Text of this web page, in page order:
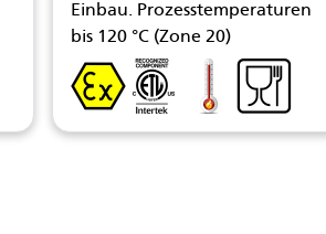
Einbau. Prozesstemperaturen
bis 120 °C (Zone 20)